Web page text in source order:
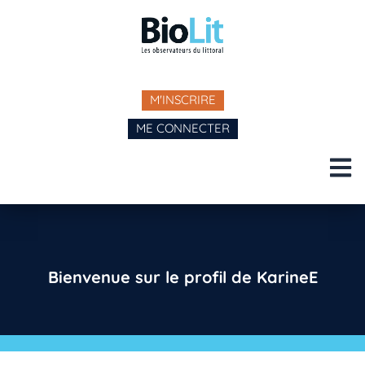
M'INSCRIRE
ME CONNECTER
Bienvenue sur le profil de KarineE